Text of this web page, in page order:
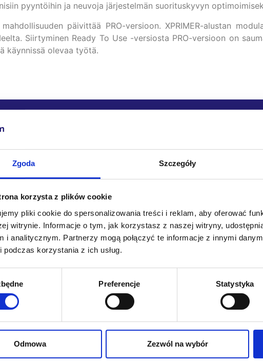
Zgoda Szczegóły
korzysta z plików cookie
pliki cookie do spersonalizowania treści i reklam, aby oferować
witrynie. Informacje o tym, jak korzystasz z naszej witryny,
i analitycznym. Partnerzy mogą połączyć te informacje z innymi
podczas korzystania z ich usług.
Preferencje Statystyka
Odmowa Zezwól na wybór
pyyntöihin ja neuvoja järjestelmän suorituskyvyn
päivittää PRO-versioon. XPRIMER-alustan
Siirtyminen Ready To Use -versiosta PRO-versioon on
käynnissä olevaa työtä.
standardoidun ratkaisun
Haluatko tietää lisää Ready To Use
Varaa aika
PRO-malli - työmenetelmät
projekteille, jotka vaativat laajempaa lähestymistapaa,